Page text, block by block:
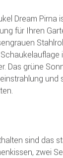
Dream Pirna
für Ihren
Das grüne
und
sind das
zwei